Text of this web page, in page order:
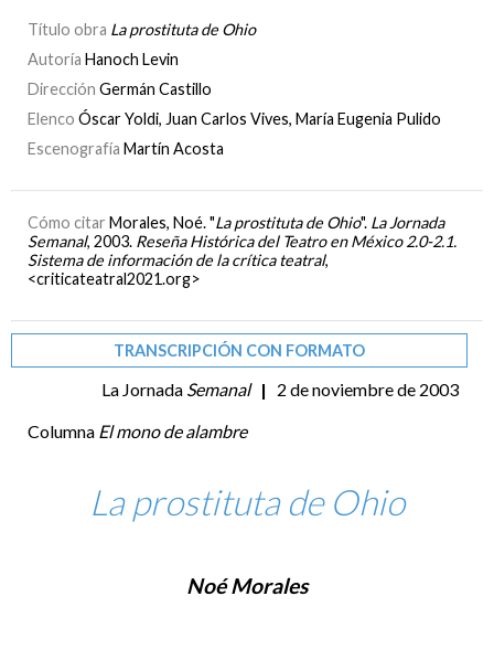
Título obra La prostituta de Ohio
Autoría Hanoch Levin
Dirección Germán Castillo
Elenco Óscar Yoldi, Juan Carlos Vives, María Eugenia Pulido
Escenografía Martín Acosta
Cómo citar Morales, Noé. "La prostituta de Ohio". La Jornada
Semanal, 2003. Reseña Histórica del Teatro en México 2.0-2.1.
Sistema de información de la crítica teatral,
<criticateatral2021.org>
TRANSCRIPCIÓN CON FORMATO
La Jornada Semanal |
2 de noviembre de 2003
Columna El mono de alambre
La prostituta de Ohio
Noé Morales